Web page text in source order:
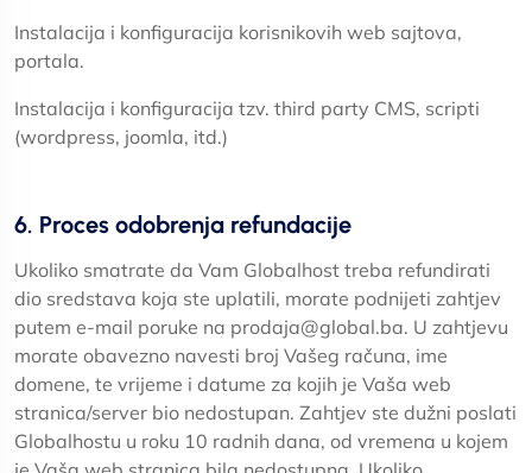
Instalacija i konfiguracija korisnikovih web sajtova,
portala.
Instalacija i konfiguracija tzv. third party CMS, scripti
(wordpress, joomla, itd.)
6. Proces odobrenja refundacije
Ukoliko smatrate da Vam Globalhost treba refundirati
dio sredstava koja ste uplatili, morate podnijeti zahtjev
putem e-mail poruke na prodaja@global.ba. U zahtjevu
morate obavezno navesti broj Vašeg računa, ime
domene, te vrijeme i datume za kojih je Vaša web
stranica/server bio nedostupan. Zahtjev ste dužni poslati
Globalhostu u roku 10 radnih dana, od vremena u kojem